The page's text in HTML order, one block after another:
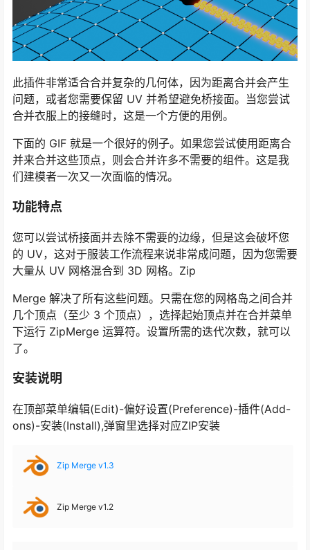
此插件非常适合合并复杂的几何体，因为距离合并会产生
问题，或者您需要保留 UV 并希望避免桥接面。当您尝试
合并衣服上的接缝时，这是一个方便的用例。
下面的 GIF 就是一个很好的例子。如果您尝试使用距离合
并来合并这些顶点，则会合并许多不需要的组件。这是我
们建模者一次又一次面临的情况。
功能特点
您可以尝试桥接面并去除不需要的边缘，但是这会破坏您
的 UV，这对于服装工作流程来说非常成问题，因为您需要
大量从 UV 网格混合到 3D 网格。Zip
Merge 解决了所有这些问题。只需在您的网格岛之间合并
几个顶点（至少 3 个顶点），选择起始顶点并在合并菜单
下运行 ZipMerge 运算符。设置所需的迭代次数，就可以
了。
安装说明
在顶部菜单编辑(Edit)-偏好设置(Preference)-插件(Add-
ons)-安装(Install),弹窗里选择对应ZIP安装
Zip Merge v1.3
Zip Merge v1.2